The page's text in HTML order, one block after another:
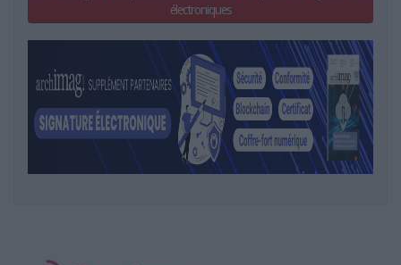
électroniques